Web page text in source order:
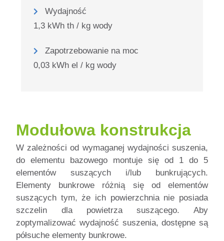
Wydajność
1,3 kWh th / kg wody
Zapotrzebowanie na moc
0,03 kWh el / kg wody
Modułowa konstrukcja
W zależności od wymaganej wydajności suszenia,
do elementu bazowego montuje się od 1 do 5
elementów suszących i/lub bunkrujących.
Elementy bunkrowe różnią się od elementów
suszących tym, że ich powierzchnia nie posiada
szczelin dla powietrza suszącego. Aby
zoptymalizować wydajność suszenia, dostępne są
półsuche elementy bunkrowe.